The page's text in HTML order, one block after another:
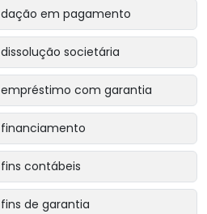
em pagamento
societária
com garantia
contábeis
de garantia